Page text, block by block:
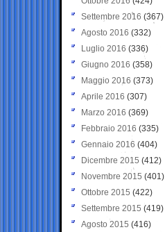
Settembre 2016 (367)
Agosto 2016 (332)
Luglio 2016 (336)
Giugno 2016 (358)
Maggio 2016 (373)
Aprile 2016 (307)
Marzo 2016 (369)
Febbraio 2016 (335)
Gennaio 2016 (404)
Dicembre 2015 (412)
Novembre 2015 (401)
Ottobre 2015 (422)
Settembre 2015 (419)
Agosto 2015 (416)